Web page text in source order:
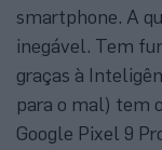
smartphone. A
inegável. Tem
graças à
para o mal) tem
Google Pixel 9